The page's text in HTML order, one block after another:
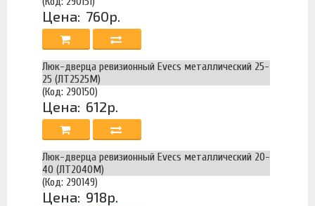
Цена: 760р.
Люк-дверца ревизионный Evecs металлический 25-
25 (ЛТ2525М)
(Код: 290150)
Цена: 612р.
Люк-дверца ревизионный Evecs металлический 20-
40 (ЛТ2040М)
(Код: 290149)
Цена: 918р.